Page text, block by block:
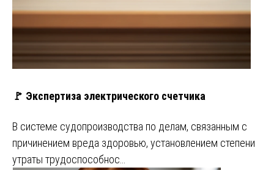
🚩 Экспертиза электрического счетчика
В системе судопроизводства по делам, связанным с
причинением вреда здоровью, установлением степени
утраты трудоспособнос…